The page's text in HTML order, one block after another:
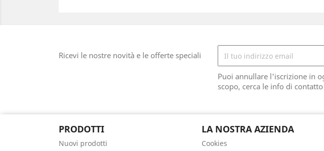
Ricevi le nostre novità e le offerte speciali
Puoi annullare l'iscrizione in
scopo, cerca le info di
PRODOTTI
Nuovi prodotti
LA NOSTRA AZIENDA
Cookies